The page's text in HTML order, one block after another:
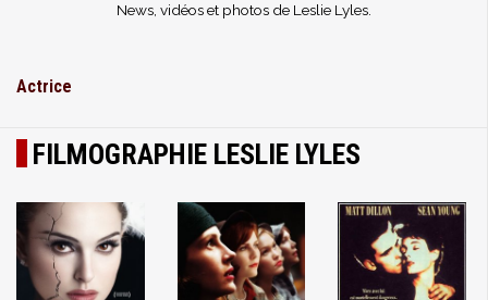
News, vidéos et photos de Leslie Lyles.
Actrice
FILMOGRAPHIE LESLIE LYLES